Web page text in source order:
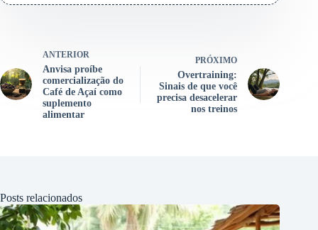
ANTERIOR
Anvisa proíbe
comercialização do
Café de Açaí como
suplemento
alimentar
PRÓXIMO
Overtraining:
Sinais de que você
precisa desacelerar
nos treinos
Posts relacionados